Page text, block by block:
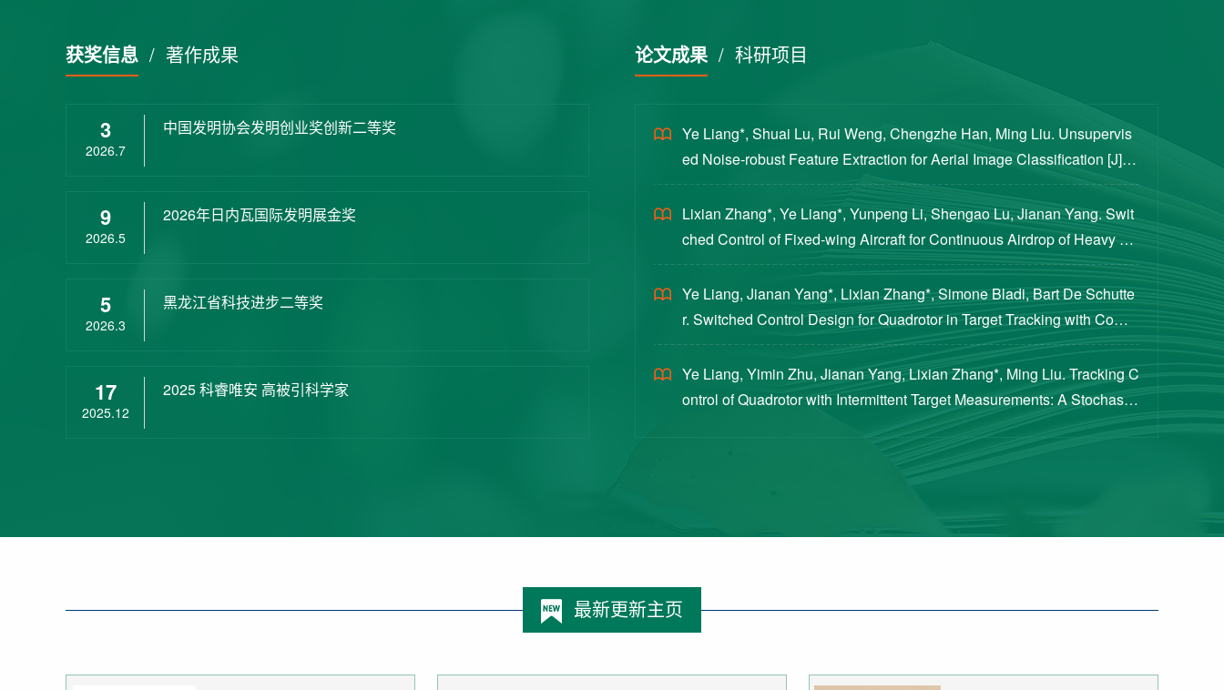
获奖信息 / 著作成果
3
2026.7
中国发明协会发明创业奖创新二等奖
9
2026.5
2026年日内瓦国际发明展金奖
5
2026.3
黑龙江省科技进步二等奖
17
2025.12
2025 科睿唯安 高被引科学家
论文成果/ 科研项目
Ye Liang*, Shuai Lu, Rui Weng, Chengzhe Han, Ming Liu. Unsupervis
ed Noise-robust Feature Extraction for Aerial Image Classification [J]. S
cience China Technological Sciences, 2020, 63(8): 1406-1415...
Lixian Zhang*, Ye Liang*, Yunpeng Li, Shengao Lu, Jianan Yang. Swit
ched Control of Fixed-wing Aircraft for Continuous Airdrop of Heavy Pa
yloads [J]. Journal of Guidance, Control, and Dynamics, 2023...
Ye Liang, Jianan Yang*, Lixian Zhang*, Simone Bladi, Bart De Schutte
r. Switched Control Design for Quadrotor in Target Tracking with Compl
ex Intermittent Measurements [J]. Journal of Guidance, Cont...
Ye Liang, Yimin Zhu, Jianan Yang, Lixian Zhang*, Ming Liu. Tracking C
ontrol of Quadrotor with Intermittent Target Measurements: A Stochastic
最新更新主页